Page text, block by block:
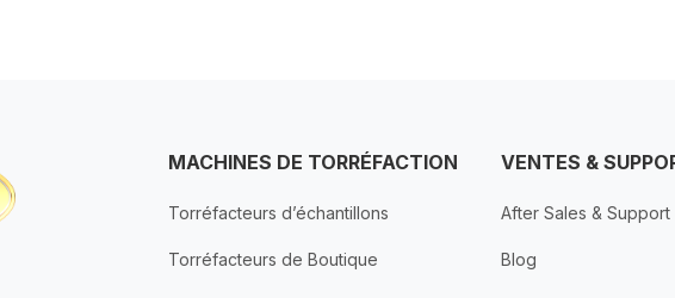
MACHINES DE TORRÉFACTION
Torréfacteurs d’échantillons
Torréfacteurs de Boutique
VENTES &
After Sales & Support
Blog